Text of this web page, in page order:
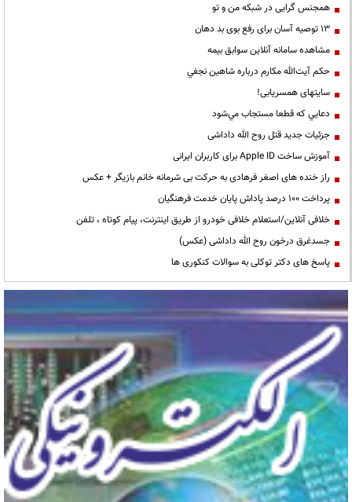
همجنس گرایی در شبکه من و تو
13 توصیه آسان برای رفع بوی بد دهان
مشاهده سامانه آنلاين سوابق بیمه
حكم آيت‌الله مكارم درباره شاهين نجفي
سایتهای همسریابی!
دعايي كه قطعا مستجاب مي‌شود
جزئیات جدید قتل روح الله داداشی
آموزش ساخت Apple ID برای کاربران ایرانی
راز خنده های اصغر فرهادی به حرکت بی شرمانه خانم بازیگر + عکس
پرداخت ۱۰۰ درصد پاداش پایان خدمت فرهنگیان
خلافی آنلاین/استعلام خلافی خودرو از طریق اینترنت، پیام کوتاه ، تلفن
جسدغرق درخون روح الله داداشی (عکس)
پاسخ های دکتر توکلی به سوالات کنکوری ها